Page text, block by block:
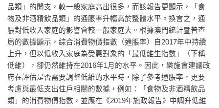
品類」的開支，較一般家庭高出很多，而該報告更顯示，「食
物及非酒精飲品類」的通脹率升幅高於整體水平。換言之，通
脹對低收入家庭的影響會較一般家庭大。根據澳門統計暨普查
局的數據顯示，綜合消費物價指數（通脹率）自2017年中持續
上升，但以低收入家庭為受惠對象的「最低維生指數」（下稱
低維），卻仍然維持在2016年1月的水平。因此，樂施會建議政
府在評估是否需要調整低維的水平時，除了參考通脹率，更要
考慮與最低支出住戶相關的數據，例如：「食物及非酒精飲品
類」的消費物價指數，並應在《2019年施政報告》中調升低維